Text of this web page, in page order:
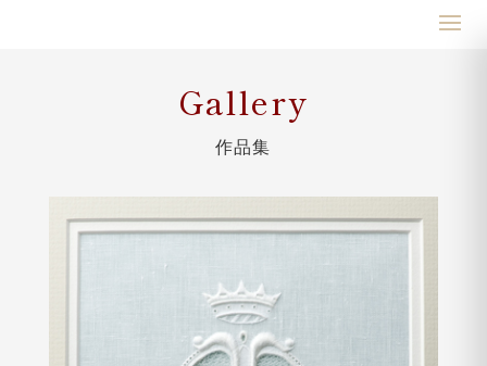
Gallery
作品集